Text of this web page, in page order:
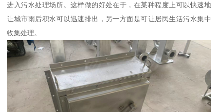
进入污水处理场所。这样做的好处在于，在某种程度上可以快速地
让城市雨后积水可以迅速排出，另一方面是可让居民生活污水集中
收集处理。